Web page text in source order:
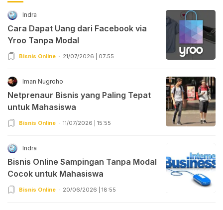
Indra
Cara Dapat Uang dari Facebook via
Yroo Tanpa Modal
Bisnis Online 21/07/2026 | 07:55
Iman Nugroho
Netprenaur Bisnis yang Paling Tepat
untuk Mahasiswa
Bisnis Online 11/07/2026 | 15:55
Indra
Bisnis Online Sampingan Tanpa Modal
Cocok untuk Mahasiswa
Bisnis Online 20/06/2026 | 18:55